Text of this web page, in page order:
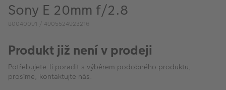
Akce a slevy
Fotoprodukty
Sony E 20mm f/2.8
80040091 / 4905524923216
Produkt již není v prodeji
Potřebujete-li poradit s výběrem podobného produktu,
prosíme, kontaktujte nás.